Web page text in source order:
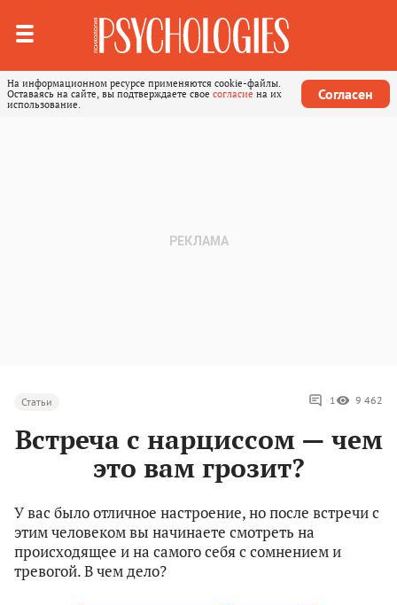
На информационном ресурсе применяются cookie-файлы.
Оставаясь на сайте, вы подтверждаете свое согласие на их
использование.
Согласен
Статьи 1 9 462
Встреча с нарциссом — чем
это вам грозит?
У вас было отличное настроение, но после встречи с
этим человеком вы начинаете смотреть на
происходящее и на самого себя с сомнением и
тревогой. В чем дело?